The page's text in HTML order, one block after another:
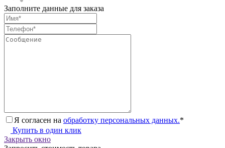
Заполните данные для заказа
Я согласен на обработку персональных данных.*
Купить в один клик
Закрыть окно